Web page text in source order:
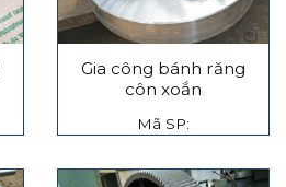
Gia công bánh răng
côn xoắn
Mã SP: